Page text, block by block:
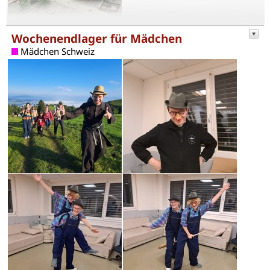
Wochenendlager für Mädchen
Mädchen Schweiz